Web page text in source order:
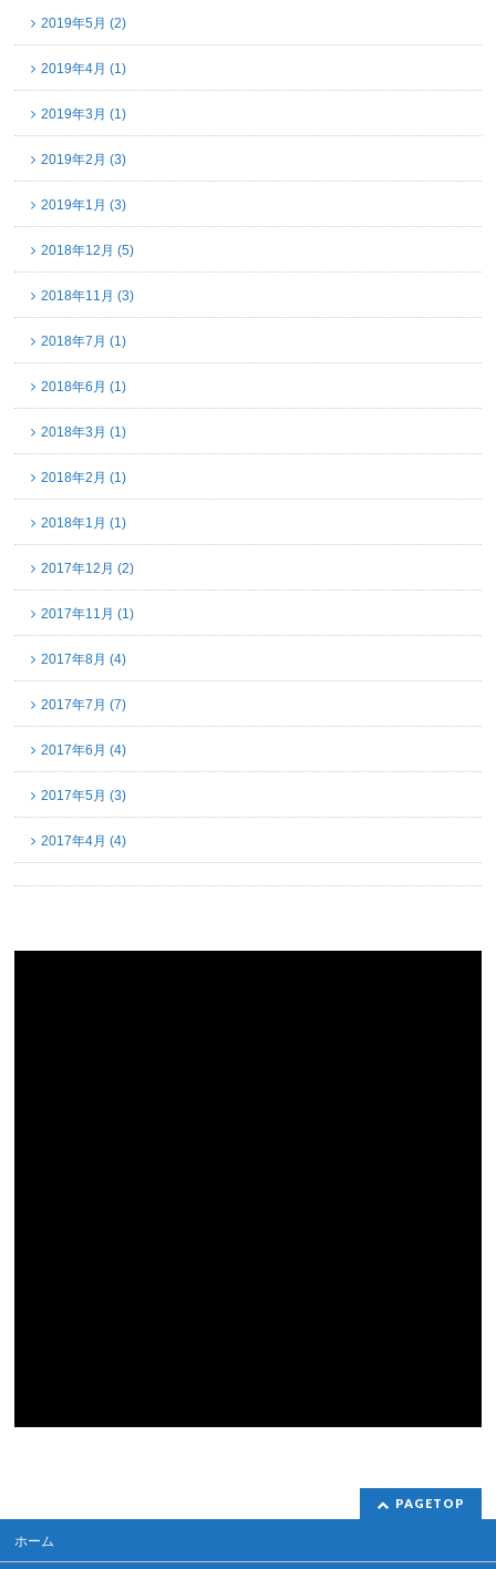
2019年5月 (2)
2019年4月 (1)
2019年3月 (1)
2019年2月 (3)
2019年1月 (3)
2018年12月 (5)
2018年11月 (3)
2018年7月 (1)
2018年6月 (1)
2018年3月 (1)
2018年2月 (1)
2018年1月 (1)
2017年12月 (2)
2017年11月 (1)
2017年8月 (4)
2017年7月 (7)
2017年6月 (4)
2017年5月 (3)
2017年4月 (4)
PAGETOP
ホーム